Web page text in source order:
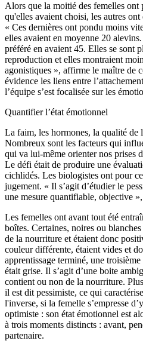
Alors que la moitié des femelles ont
qu'elles avaient choisi, les autres
« Ces dernières ont pondu moins
elles avaient en moyenne 20
préféré en avaient 45. Elles se sont
reproduction et elles montraient
agonistiques », affirme le maître de
évidence les liens entre
l’équipe s’est focalisée sur les
Quantifier l’état émotionnel
La faim, les hormones, la qualité
Nombreux sont les facteurs qui
qui va lui-même orienter nos prises
Le défi était de produire une
cichlidés. Les biologistes ont pour
jugement. « Il s’agit d’étudier le
une mesure quantifiable, objective
Les femelles ont avant tout été
boîtes. Certaines, noires ou
de la nourriture et étaient donc
couleur différente, étaient vides et
apprentissage terminé, une
était grise. Il s’agit d’une boite
contient ou non de la nourriture.
il est dit pessimiste, ce qui
l'inverse, si la femelle s’empresse
optimiste : son état émotionnel est
à trois moments distincts : avant,
partenaire.